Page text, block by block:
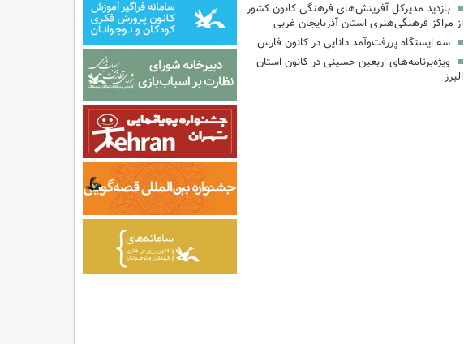
بازدید مدیرکل آفرینش‌های فرهنگی کانون کشور
از مراکز فرهنگی‌هنری استان آذربایجان غربی
سه ایستگاه پررفت‌وآمد دانایی در کانون فارس
ویژه‌برنامه‌های اربعین حسینی در کانون استان
البرز